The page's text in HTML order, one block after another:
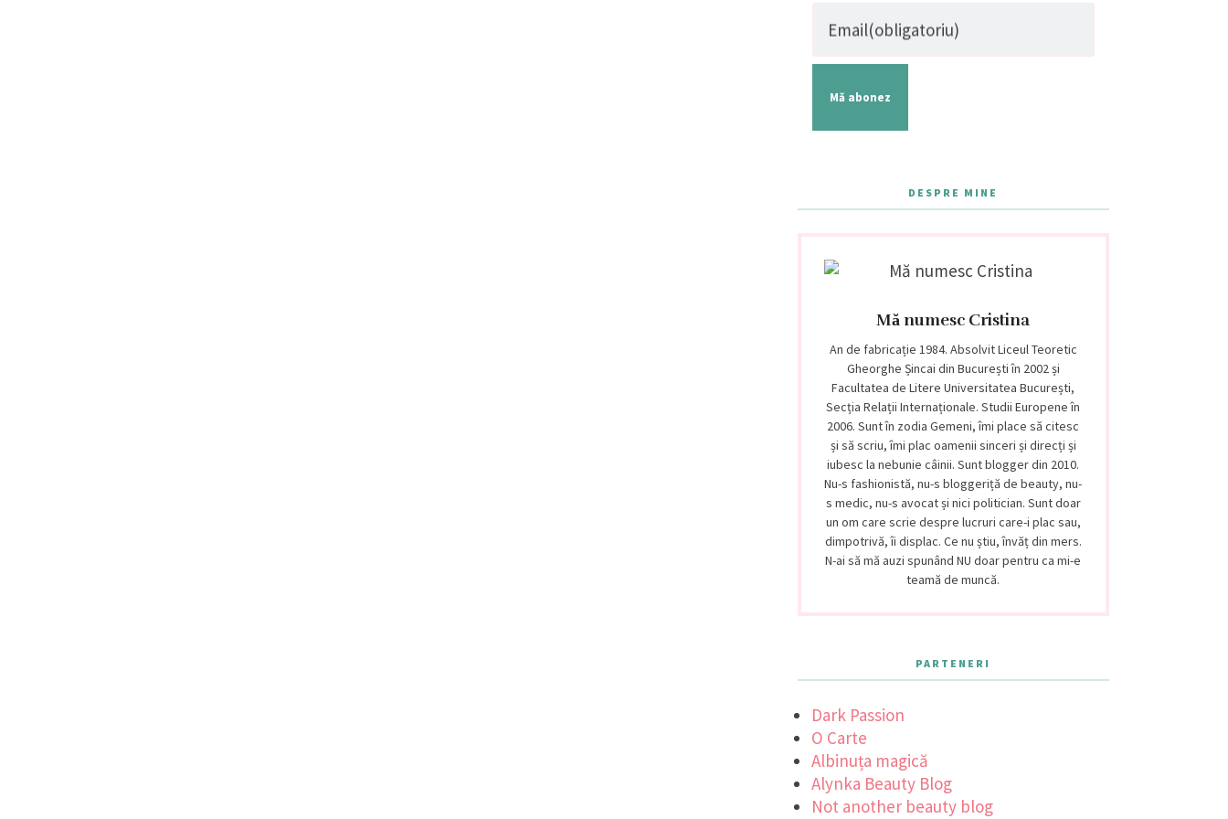
Email(obligatoriu)
Mă abonez
DESPRE MINE
Mă numesc Cristina
An de fabricație 1984. Absolvit Liceul Teoretic
Gheorghe Șincai din București în 2002 și
Facultatea de Litere Universitatea București,
Secția Relații Internaționale. Studii Europene în
2006. Sunt în zodia Gemeni, îmi place să citesc
și să scriu, îmi plac oamenii sinceri și direcți și
iubesc la nebunie câinii. Sunt blogger din 2010.
Nu-s fashionistă, nu-s bloggeriță de beauty, nu-
s medic, nu-s avocat și nici politician. Sunt doar
un om care scrie despre lucruri care-i plac sau,
dimpotrivă, îi displac. Ce nu știu, învăț din mers.
N-ai să mă auzi spunând NU doar pentru ca mi-e
teamă de muncă.
PARTENERI
Dark Passion
O Carte
Albinuța magică
Alynka Beauty Blog
Not another beauty blog